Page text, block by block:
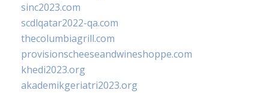
sinc2023.com
scdlqatar2022-qa.com
thecolumbiagrill.com
provisionscheeseandwineshoppe.com
khedi2023.org
akademikgeriatri2023.org